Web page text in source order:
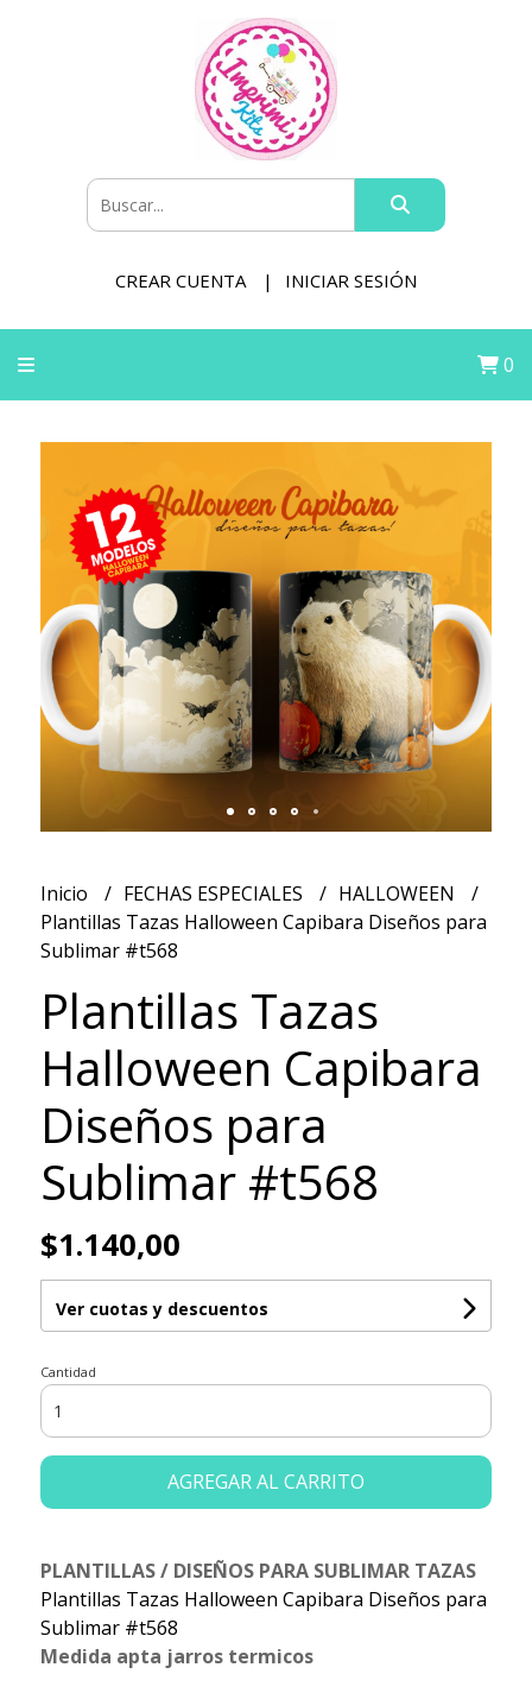
CREAR CUENTA INICIAR SESIÓN
0
Inicio FECHAS ESPECIALES
HALLOWEEN
Plantillas Tazas Halloween Capibara Diseños para
Sublimar #t568
Plantillas Tazas
Halloween Capibara
Diseños para
Sublimar #t568
$1.140,00
Ver cuotas y descuentos
Cantidad
AGREGAR AL CARRITO
PLANTILLAS / DISEÑOS PARA SUBLIMAR TAZAS
Plantillas Tazas Halloween Capibara Diseños para
Sublimar #t568
Medida apta jarros termicos